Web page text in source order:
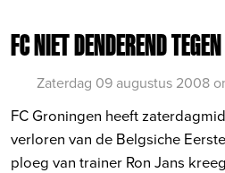
FC NIET DENDEREND
Zaterdag 09 augustus 2008
FC Groningen heeft
verloren van de Belgsiche
ploeg van trainer Ron Jans